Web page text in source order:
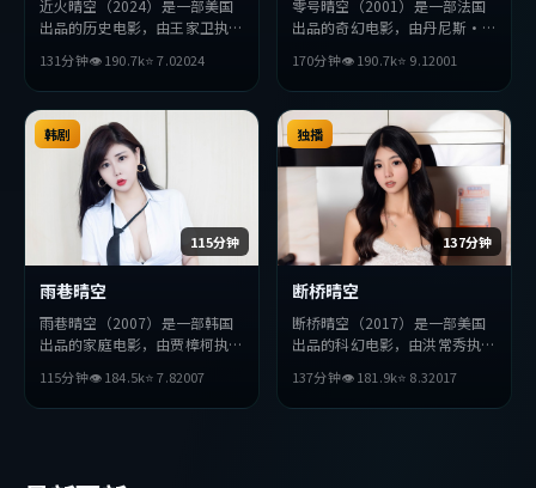
近火晴空（2024）是一部美国
出品的历史电影，由王家卫执
等主演。影片在叙事与视听上力
求突破，探讨人性与抉择，节奏
张弛有度，适合喜欢该类型的观
众完整观看。
131分钟👁190.7k⭐7.02024
零号晴空（2001）是一部法国
出品的奇幻电影，由丹尼斯·
译、孙艺珍等主演。影片在叙事
与视听上力求突破，探讨人性与
抉择，节奏张弛有度，适合喜欢
该类型的观众完整观看。
170分钟👁190.7k⭐ 9.12001
115分钟
韩剧
雨巷晴空
雨巷晴空（2007）是一部韩国
出品的家庭电影，由贾樟柯执
墨菲等主演。影片在叙事与视听
上力求突破，探讨人性与抉择，
115分钟👁184.5k⭐7.82007
137分钟
独播
断桥晴空
断桥晴空（2017）是一部美国
出品的科幻电影，由洪常秀执
优等主演。影片在叙事与视听上
力求突破，探讨人性与抉择，节
137分钟👁181.9k⭐ 8.32017